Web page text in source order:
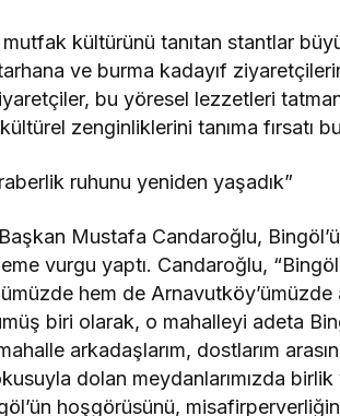
mutfak kültürünü tanıtan stantlar
ve burma kadayıf
bu yöresel lezzetleri
zenginliklerini tanıma fırsatı
ruhunu yeniden yaşadık”
Mustafa Candaroğlu,
vurgu yaptı. Candaroğlu,
hem de
biri olarak, o mahalleyi adeta
arkadaşlarım, dostlarım
dolan meydanlarımızda
hoşgörüsünü,